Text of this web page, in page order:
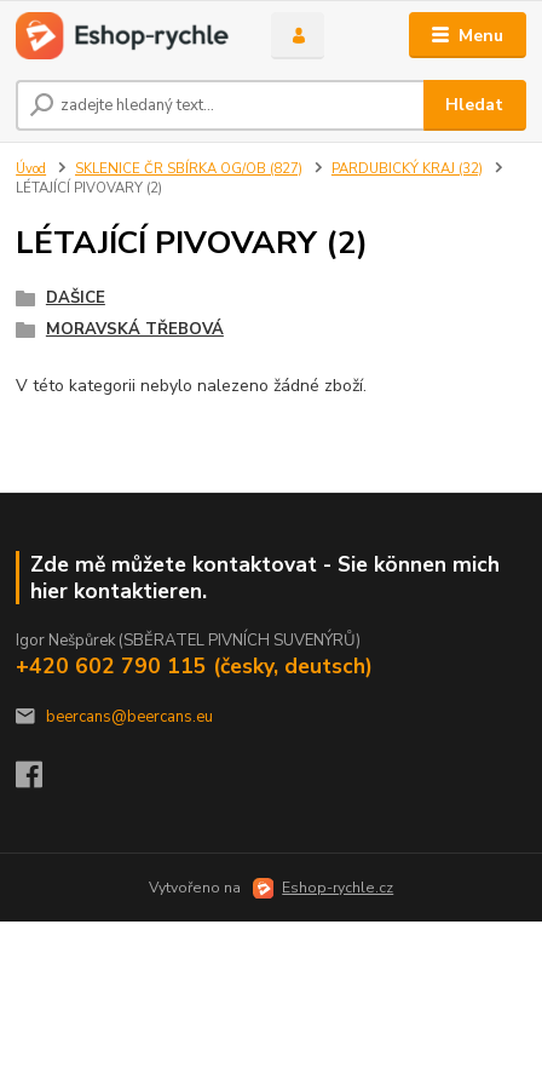
Menu
Hledat
Úvod SKLENICE ČR SBÍRKA OG/OB (827)
PARDUBICKÝ KRAJ (32)
LÉTAJÍCÍ PIVOVARY (2)
LÉTAJÍCÍ PIVOVARY (2)
DAŠICE
MORAVSKÁ TŘEBOVÁ
V této kategorii nebylo nalezeno žádné zboží.
Zde mě můžete kontaktovat - Sie können mich
hier kontaktieren.
Igor Nešpůrek (SBĚRATEL PIVNÍCH SUVENÝRŮ)
+420 602 790 115 (česky, deutsch)
beercans@beercans.eu
Vytvořeno na Eshop-rychle.cz